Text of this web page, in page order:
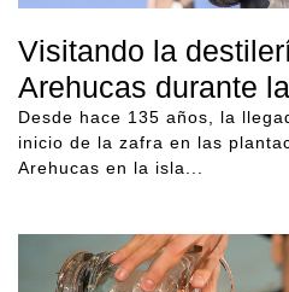
Visitando la
Arehucas durante
Desde hace 135 años, la
inicio de la zafra en las
Arehucas en la isla...